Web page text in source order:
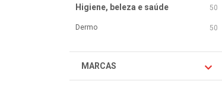
Higiene, beleza e saúde 50
Dermo 50
MARCAS